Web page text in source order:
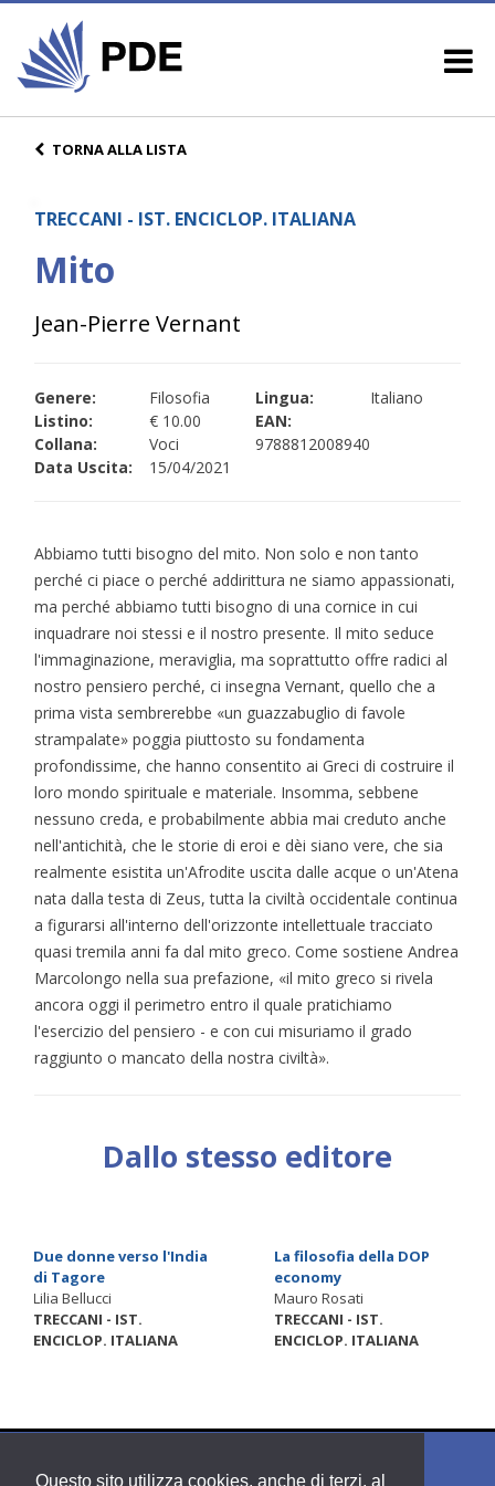
Questo sito utilizza cookies, anche di terzi, al
TORNA ALLA LISTA
TRECCANI - IST. ENCICLOP. ITALIANA
Mito
Jean-Pierre Vernant
Genere:
Filosofia
Listino:
€ 10.00
Collana:
Voci
Data Uscita:
15/04/2021
Lingua:
Italiano
EAN:
9788812008940
Abbiamo tutti bisogno del mito. Non solo e non tanto
perché ci piace o perché addirittura ne siamo appassionati,
ma perché abbiamo tutti bisogno di una cornice in cui
inquadrare noi stessi e il nostro presente. Il mito seduce
l'immaginazione, meraviglia, ma soprattutto offre radici al
nostro pensiero perché, ci insegna Vernant, quello che a
prima vista sembrerebbe «un guazzabuglio di favole
strampalate» poggia piuttosto su fondamenta
profondissime, che hanno consentito ai Greci di costruire il
loro mondo spirituale e materiale. Insomma, sebbene
nessuno creda, e probabilmente abbia mai creduto anche
nell'antichità, che le storie di eroi e dèi siano vere, che sia
realmente esistita un'Afrodite uscita dalle acque o un'Atena
nata dalla testa di Zeus, tutta la civiltà occidentale continua
a figurarsi all'interno dell'orizzonte intellettuale tracciato
quasi tremila anni fa dal mito greco. Come sostiene Andrea
Marcolongo nella sua prefazione, «il mito greco si rivela
ancora oggi il perimetro entro il quale pratichiamo
l'esercizio del pensiero - e con cui misuriamo il grado
raggiunto o mancato della nostra civiltà».
Dallo stesso editore
Due donne verso l'India
di Tagore
Lilia Bellucci
TRECCANI - IST.
ENCICLOP. ITALIANA
La filosofia della DOP
economy
Mauro Rosati
TRECCANI - IST.
ENCICLOP. ITALIANA